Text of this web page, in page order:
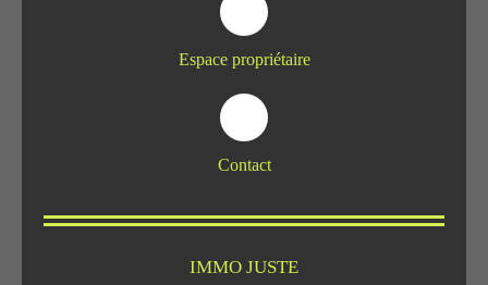
Espace propriétaire
Contact
IMMO JUSTE